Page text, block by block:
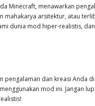
Minecraft, menawarkan
mahakarya arsitektur, atau
dunia mod hiper-realistis,
dan kreasi Anda
mod ini. Jangan